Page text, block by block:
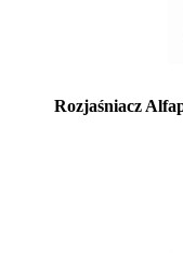
Rozjaśniacz